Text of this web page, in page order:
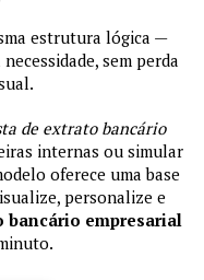
estrutura lógica —
sem perda
de extrato bancário
internas ou simular
oferece uma base
personalize e
empresarial